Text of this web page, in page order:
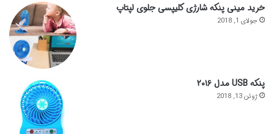
خرید مینی پنکه شارژی کلیپسی جلوی لپتاپ
جولای 1, 2018
پنکه USB مدل ۲۰۱۶
ژوئن 13, 2018